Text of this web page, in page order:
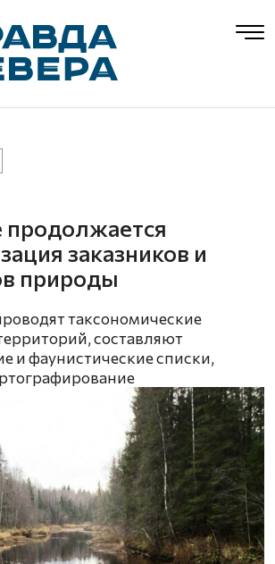
заказников и
природы
таксономические
составляют
и фаунистические списки,